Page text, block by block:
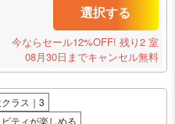
選択する
今ならセール12%OFF! 残り2 室
08月30日までキャンセル無料
ラス｜3
ティが楽しめる